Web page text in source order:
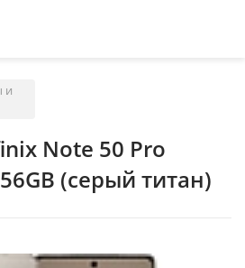
и
Note 50 Pro
(серый титан)